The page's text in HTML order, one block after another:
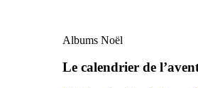
Albums Noël
Le calendrier de